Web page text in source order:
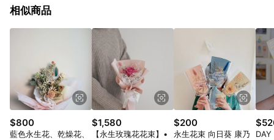
的購回饋活動享Yahoo超贈點回饋者 - 購物中心商店之商品：商
3. 訂單回饋金額將扣除運費/購物金/超贈點/福利金/紅利折抵/折
價券等虛擬貨幣折抵 4. 大宗採購或批發轉賣不具回饋資格： 如
有相關事證認定您為大宗採購、批發轉賣而非最終消費使用者，
相關認定以Yahoo購物中心之認定為準
相似商品
$800
藍色永生花、乾燥花、
$1,580
【永生玫瑰花花束】•
$200
永生花束 向日葵 康乃